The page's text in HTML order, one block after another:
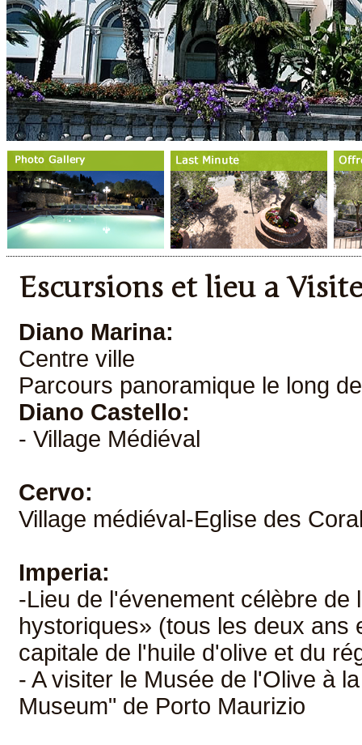
Escursions et lieu a
Diano Marina:
Centre ville
Parcours panoramique le long
Diano Castello:
- Village Médiéval
Cervo:
Village médiéval-Eglise des
Imperia:
-Lieu de l'évenement célèbre de
hystoriques» (tous les deux ans
capitale de l'huile d'olive et du
- A visiter le Musée de l'Olive à
Museum" de Porto Maurizio